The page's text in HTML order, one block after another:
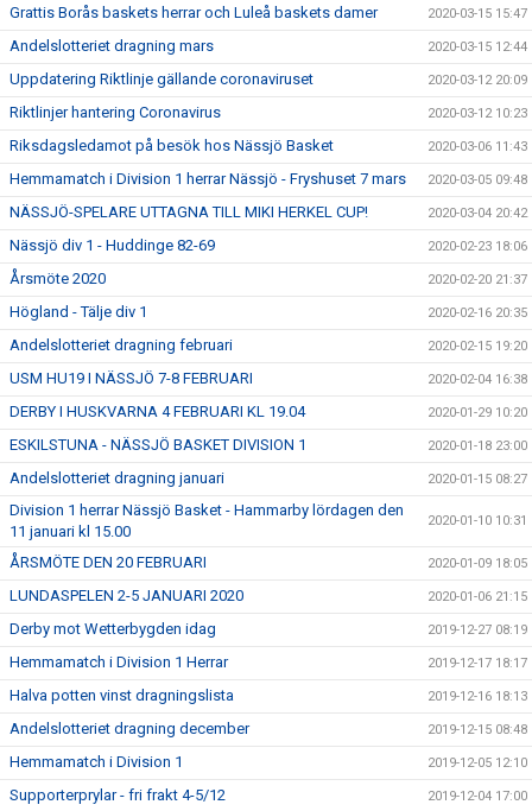
Grattis Borås baskets herrar och Luleå baskets damer 2020-03-15 15:47
Andelslotteriet dragning mars 2020-03-15 12:44
Uppdatering Riktlinje gällande coronaviruset 2020-03-12 20:09
Riktlinjer hantering Coronavirus 2020-03-12 10:23
Riksdagsledamot på besök hos Nässjö Basket 2020-03-06 11:43
Hemmamatch i Division 1 herrar Nässjö - Fryshuset 7 mars 2020-03-05 09:48
NÄSSJÖ-SPELARE UTTAGNA TILL MIKI HERKEL CUP! 2020-03-04 20:42
Nässjö div 1 - Huddinge 82-69 2020-02-23 18:06
Årsmöte 2020 2020-02-20 21:37
Högland - Tälje div 1 2020-02-16 20:35
Andelslotteriet dragning februari 2020-02-15 19:20
USM HU19 I NÄSSJÖ 7-8 FEBRUARI 2020-02-04 16:38
DERBY I HUSKVARNA 4 FEBRUARI KL 19.04 2020-01-29 10:20
ESKILSTUNA - NÄSSJÖ BASKET DIVISION 1 2020-01-18 23:00
Andelslotteriet dragning januari 2020-01-15 08:27
Division 1 herrar Nässjö Basket - Hammarby lördagen den
11 januari kl 15.00
2020-01-10 10:31
ÅRSMÖTE DEN 20 FEBRUARI 2020-01-09 18:05
LUNDASPELEN 2-5 JANUARI 2020 2020-01-06 21:15
Derby mot Wetterbygden idag 2019-12-27 08:19
Hemmamatch i Division 1 Herrar 2019-12-17 18:17
Halva potten vinst dragningslista 2019-12-16 18:13
Andelslotteriet dragning december 2019-12-15 08:48
Hemmamatch i Division 1 2019-12-05 12:10
Supporterprylar - fri frakt 4-5/12 2019-12-04 17:00